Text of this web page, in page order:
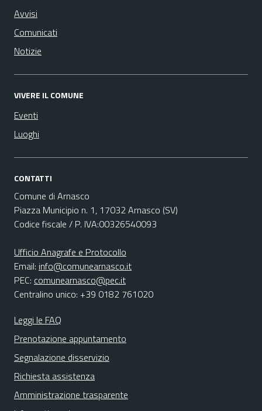
Avvisi
Comunicati
Notizie
VIVERE IL COMUNE
Eventi
Luoghi
CONTATTI
Comune di Arnasco
Piazza Municipio n. 1, 17032 Arnasco (SV)
Codice fiscale / P. IVA:00326540093
Ufficio Anagrafe e Protocollo
Email: info@comunearnasco.it
PEC: comunearnasco@pec.it
Centralino unico: +39 0182 761020
Leggi le FAQ
Prenotazione appuntamento
Segnalazione disservizio
Richiesta assistenza
Amministrazione trasparente